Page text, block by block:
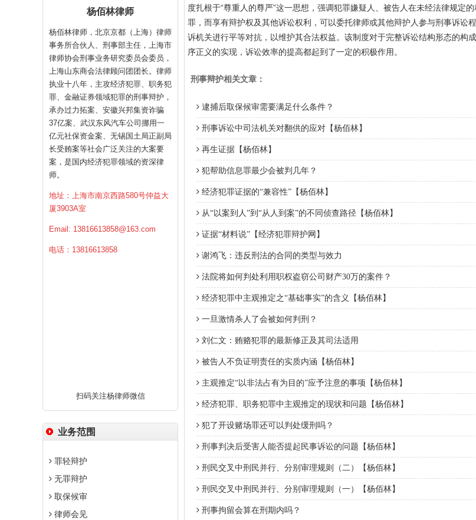
杨佰林律师
杨佰林律师，北京京都（上海）律师
事务所合伙人、刑事部主任，上海市
律师协会刑事业务研究委员会委员，
上海山东商会法律顾问团团长。律师
执业十八年，主攻经济犯罪、职务犯
罪、金融证券领域犯罪的刑事辩护，
承办过力拓案、安徽兴邦集资诈骗
37亿案、武汉东风汽车公司挪用一
亿元社保资金案、无锡国土局正副局
长受贿案等社会广泛关注的大案要
案，是国内经济犯罪领域的资深律
师。
地址：上海市南京西路580号仲益大
厦3903A室
Email: 13816613858@163.com
电话：13816613858
扫码关注杨律师微信
业务范围
罪轻辩护
无罪辩护
取保候审
律师会见
度扎根于“尊重人的尊严”这一思想，强调犯罪嫌疑人、被告人在未经法律规定
罪，而享有辩护权及其他诉讼权利，可以委托律师或其他辩护人参与刑事诉讼
诉机关进行平等对抗，以维护其合法权益。该制度对于完整诉讼结构形态的构
序正义的实现，诉讼效率的提高都起到了一定的积极作用。
刑事辩护相关文章：
逮捕后取保候审需要满足什么条件？
刑事诉讼中司法机关对翻供的应对【杨佰林】
再生证据【杨佰林】
犯帮助信息罪最少会被判几年？
经济犯罪证据的“兼容性”【杨佰林】
从“以案到人”到“从人到案”的不同侦查路径【杨佰林】
证据“材料说”【经济犯罪辩护网】
谢鸿飞：违反刑法的合同的类型与效力
法院将如何判处利用职权盗窃公司财产30万的案件？
经济犯罪中主观推定之“基础事实”的含义【杨佰林】
一旦激情杀人了会被如何判刑？
刘仁文：贿赂犯罪的最新修正及其司法适用
被告人不负证明责任的实质内涵【杨佰林】
主观推定“以非法占有为目的”应予注意的事项【杨佰林】
经济犯罪、职务犯罪中主观推定的现状和问题【杨佰林】
犯了开设赌场罪还可以判处缓刑吗？
刑事判决后受害人能否提起民事诉讼的问题【杨佰林】
刑民交叉中刑民并行、分别审理规则（二）【杨佰林】
刑民交叉中刑民并行、分别审理规则（一）【杨佰林】
刑事拘留会算在刑期内吗？